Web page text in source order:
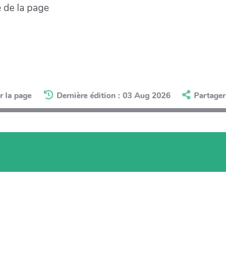
la page
la page Dernière édition : 03 Aug 2026 Partager